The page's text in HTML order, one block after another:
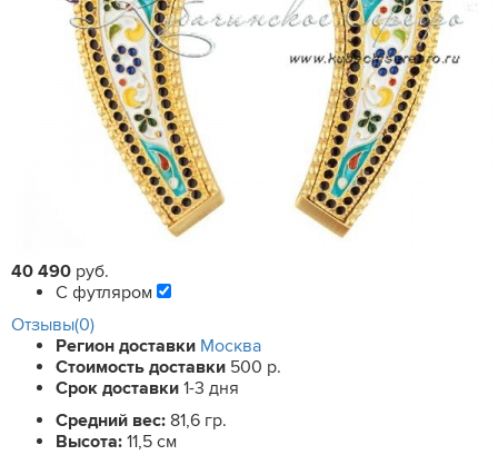
40 490 руб.
С футляром
Отзывы(0)
Регион доставки Москва
Стоимость доставки 500 р.
Срок доставки 1-3 дня
Средний вес: 81,6 гр.
Высота: 11,5 см